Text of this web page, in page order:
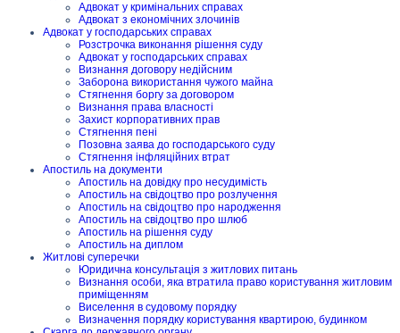
Адвокат у кримінальних справах
Адвокат з економічних злочинів
Адвокат у господарських справах
Розстрочка виконання рішення суду
Адвокат у господарських справах
Визнання договору недійсним
Заборона використання чужого майна
Стягнення боргу за договором
Визнання права власності
Захист корпоративних прав
Стягнення пені
Позовна заява до господарського суду
Стягнення інфляційних втрат
Апостиль на документи
Апостиль на довідку про несудимість
Апостиль на свідоцтво про розлучення
Апостиль на свідоцтво про народження
Апостиль на свідоцтво про шлюб
Апостиль на рішення суду
Апостиль на диплом
Житлові суперечки
Юридична консультація з житлових питань
Визнання особи, яка втратила право користування житловим
приміщенням
Виселення в судовому порядку
Визначення порядку користування квартирою, будинком